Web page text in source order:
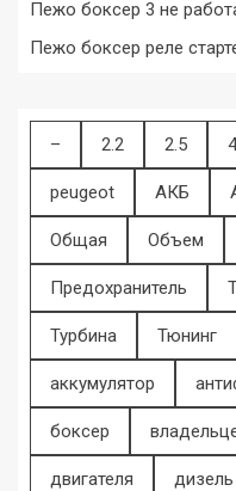
Пежо боксер 3 не
Пежо боксер реле
– 2.2 2.5
peugeot АКБ
Общая Объем
Предохранитель
Турбина Тюнинг
аккумулятор
боксер
двигателя дизель